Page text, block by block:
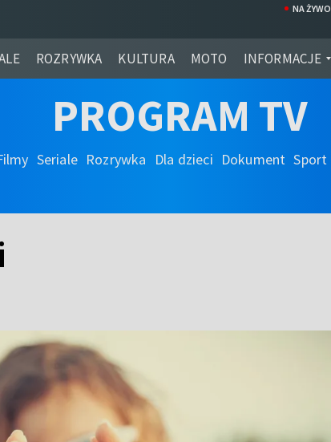
ROZRYWKA KULTURA MOTO INFORMACJE
NA ŻYWO
PROGRAM TV
Seriale Rozrywka Dla dzieci Dokument Sport